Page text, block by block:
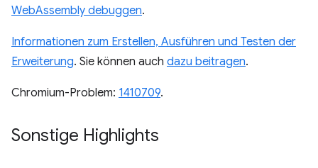
WebAssembly debuggen.
Informationen zum Erstellen, Ausführen und Testen der
Erweiterung. Sie können auch dazu beitragen.
Chromium-Problem: 1410709.
Sonstige Highlights